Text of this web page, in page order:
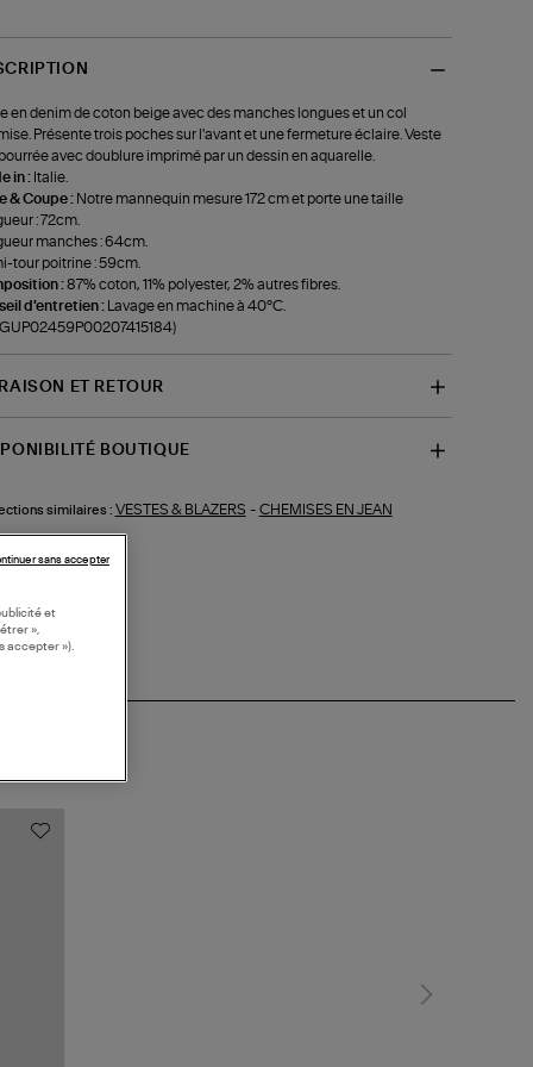
en denim de coton beige avec des manches longues et un col
Présente trois poches sur l'avant et une fermeture éclaire. Veste
avec doublure imprimé par un dessin en aquarelle.
in : Italie.
& Coupe : Notre mannequin mesure 172 cm et porte une taille
: 72cm.
manches : 64cm.
tour poitrine : 59cm.
:87% coton, 11% polyester, 2% autres fibres.
d'entretien :
Lavage en machine à 40°C.
ET RETOUR
BOUTIQUE
similaires : VESTES & BLAZERS - CHEMISES EN JEAN
et
»,
accepter »).
sans accepter